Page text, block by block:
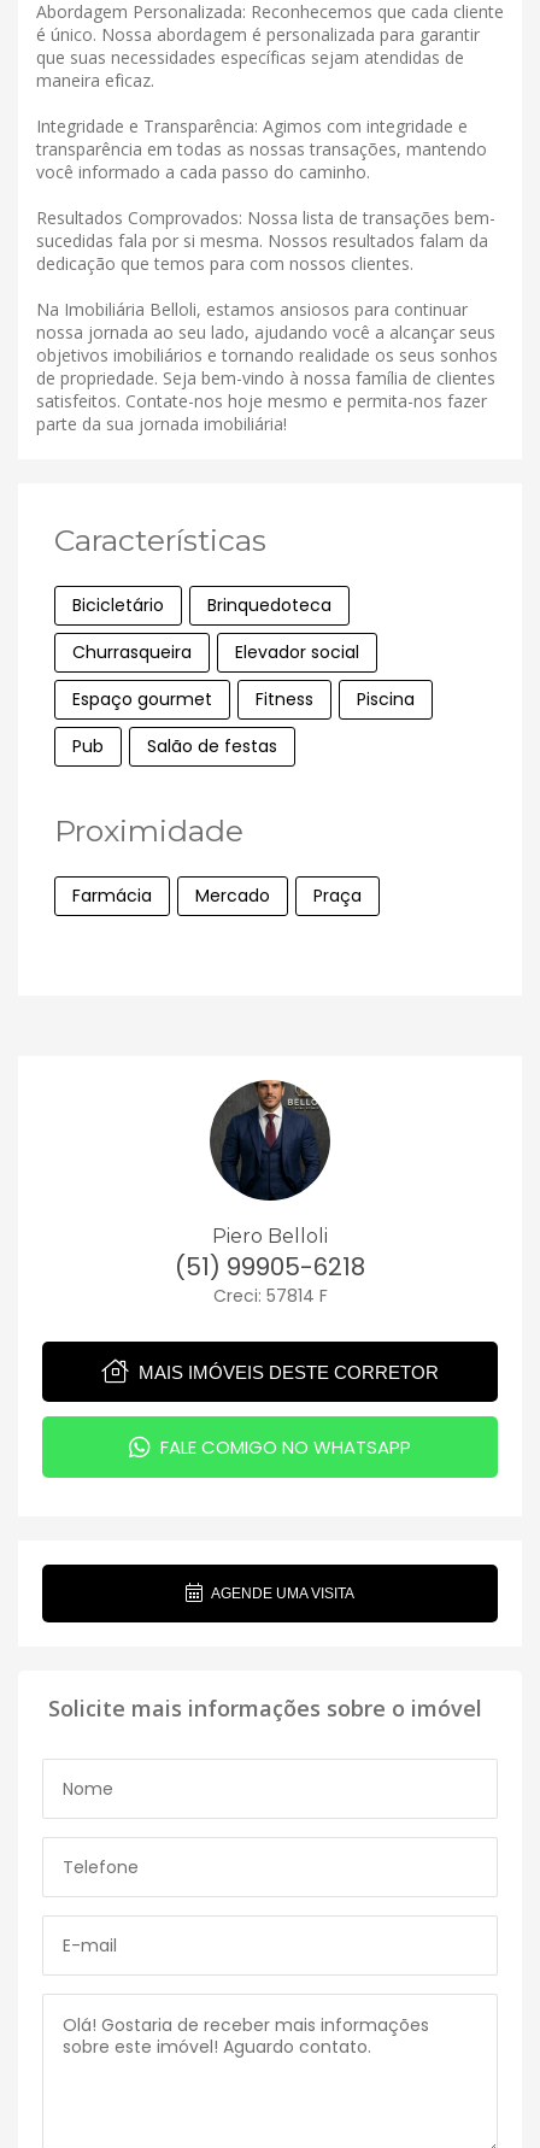
Abordagem Personalizada: Reconhecemos que cada cliente
é único. Nossa abordagem é personalizada para garantir
que suas necessidades específicas sejam atendidas de
maneira eficaz.
Integridade e Transparência: Agimos com integridade e
transparência em todas as nossas transações, mantendo
você informado a cada passo do caminho.
Resultados Comprovados: Nossa lista de transações bem-
sucedidas fala por si mesma. Nossos resultados falam da
dedicação que temos para com nossos clientes.
Na Imobiliária Belloli, estamos ansiosos para continuar
nossa jornada ao seu lado, ajudando você a alcançar seus
objetivos imobiliários e tornando realidade os seus sonhos
de propriedade. Seja bem-vindo à nossa família de clientes
satisfeitos. Contate-nos hoje mesmo e permita-nos fazer
parte da sua jornada imobiliária!
Características
Bicicletário
Brinquedoteca
Churrasqueira
Elevador social
Espaço gourmet
Fitness
Piscina
Pub
Salão de festas
Proximidade
Farmácia Mercado Praça
Piero Belloli
(51) 99905-6218
Creci: 57814 F
MAIS IMÓVEIS DESTE CORRETOR
FALE COMIGO NO WHATSAPP
AGENDE UMA VISITA
Solicite mais informações sobre o imóvel